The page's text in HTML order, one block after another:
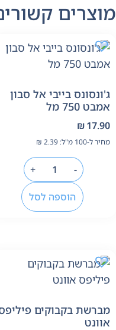
קשורים
בייבי אל סבון
750 מל
₪
ל-100 מ"ל: ₪2.39
-
הוספה לסל
בקבוקים פיליפס